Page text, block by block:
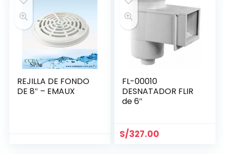
REJILLA DE FONDO
DE 8″ – EMAUX
FL-00010
DESNATADOR FLIR
de 6″
S/327.00